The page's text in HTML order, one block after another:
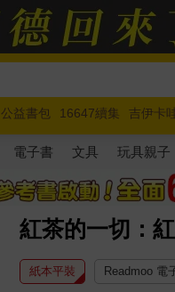
公益書包 16647續集 吉伊卡
玩具總動員5 超慢跑
電子書 文具 玩具親子
紅茶的一切：
紙本平裝 Readmoo 電